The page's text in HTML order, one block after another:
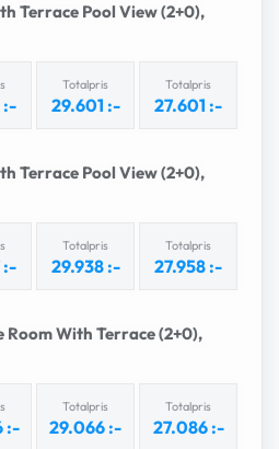
i din inkorg.
Terrace Pool View (2+0),
:-
Totalpris
29.601 :-
Totalpris
27.601 :-
Terrace Pool View (2+0),
:-
Totalpris
29.938 :-
Totalpris
27.958 :-
With Terrace (2+0),
:-
Totalpris
29.066 :-
Totalpris
27.086 :-